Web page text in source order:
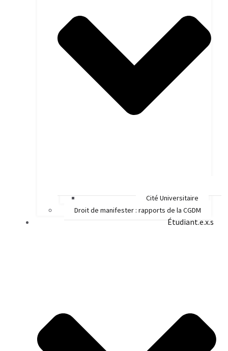
Cité Universitaire
Droit de manifester : rapports de la CGDM
Étudiant.e.x.s